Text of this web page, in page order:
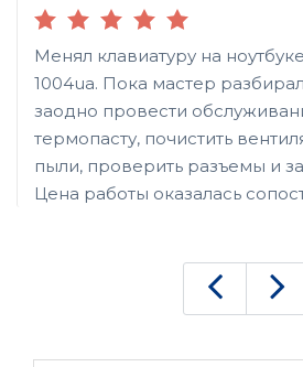
Менял клавиатуру на
1004ua. Пока мастер
заодно провести
термопасту, почистить
пыли, проверить разъемы и
Цена работы оказалась
ноутбук покупал через авито,
честно указал на имеющиеся
ноутбук работает стабильно,